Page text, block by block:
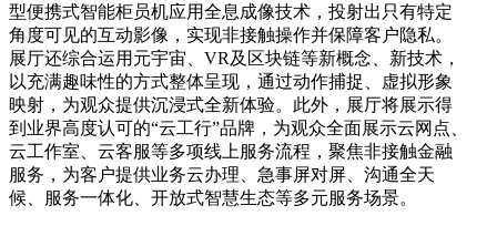
型便携式智能柜员机应用全息成像技术，投射出只有特定
角度可见的互动影像，实现非接触操作并保障客户隐私。
展厅还综合运用元宇宙、VR及区块链等新概念、新技术，
以充满趣味性的方式整体呈现，通过动作捕捉、虚拟形象
映射，为观众提供沉浸式全新体验。此外，展厅将展示得
到业界高度认可的“云工行”品牌，为观众全面展示云网点、
云工作室、云客服等多项线上服务流程，聚焦非接触金融
服务，为客户提供业务云办理、急事屏对屏、沟通全天
候、服务一体化、开放式智慧生态等多元服务场景。